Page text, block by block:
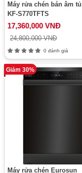
Máy rửa chén bán âm
KF-S770TFTS
17,360,000 VNĐ
24,800,000 VNĐ
0 đánh giá
Giảm 30%
Máy rửa chén Eurosun